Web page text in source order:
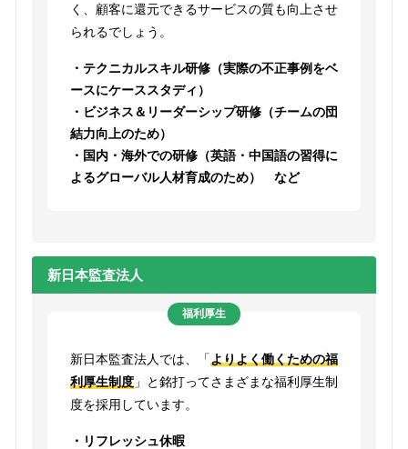
く、顧客に還元できるサービスの質も向上させ
られるでしょう。
・テクニカルスキル研修（実際の不正事例をベ
ースにケーススタディ）
・ビジネス＆リーダーシップ研修（チームの団
結力向上のため）
・国内・海外での研修（英語・中国語の習得に
よるグローバル人材育成のため） など
新日本監査法人
福利厚生
新日本監査法人では、「 よりよく働くための福
利厚生制度 」と銘打ってさまざまな福利厚生制
度を採用しています。
・リフレッシュ休暇